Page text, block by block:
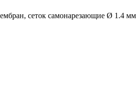
сеток самонарезающие Ø 1.4